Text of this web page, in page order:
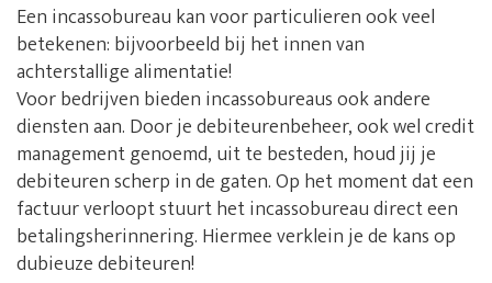
Een incassobureau kan voor particulieren ook veel
betekenen: bijvoorbeeld bij het innen van
achterstallige alimentatie!
Voor bedrijven bieden incassobureaus ook andere
diensten aan. Door je debiteurenbeheer, ook wel credit
management genoemd, uit te besteden, houd jij je
debiteuren scherp in de gaten. Op het moment dat een
factuur verloopt stuurt het incassobureau direct een
betalingsherinnering. Hiermee verklein je de kans op
dubieuze debiteuren!